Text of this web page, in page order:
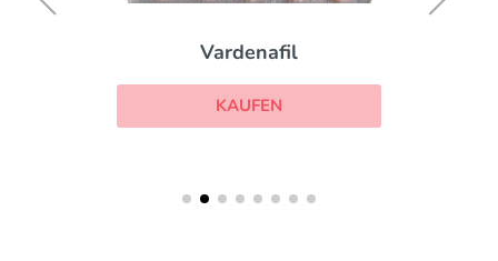
Vardenafil
KAUFEN